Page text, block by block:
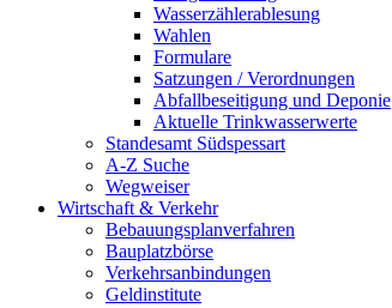
Wasserzählerablesung
Wahlen
Formulare
Satzungen / Verordnungen
Abfallbeseitigung und Deponie
Aktuelle Trinkwasserwerte
Standesamt Südspessart
A-Z Suche
Wegweiser
Wirtschaft & Verkehr
Bebauungsplanverfahren
Bauplatzbörse
Verkehrsanbindungen
Geldinstitute